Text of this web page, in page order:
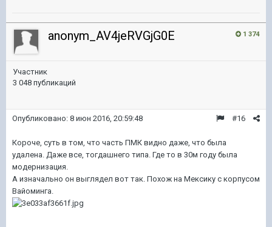
1 374
anonym_AV4jeRVGjG0E
Участник
3 048 публикаций
#16
Опубликовано: 8 июн 2016, 20:59:48
Короче, суть в том, что часть ПМК видно даже, что была
удалена. Даже все, тогдашнего типа. Где то в 30м году была
модернизация.
А изначально он выглядел вот так. Похож на Мексику с корпусом
Вайоминга.